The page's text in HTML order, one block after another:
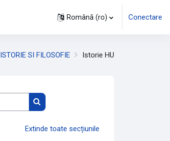
Română ‎(ro)‎ Conectare
ISTORIE SI FILOSOFIE Istorie HU
Caută cursuri
Extinde toate secțiunile